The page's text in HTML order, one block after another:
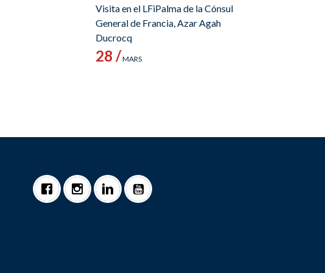
Visita en el LFiPalma de la Cónsul
General de Francia, Azar Agah
Ducrocq
28 /MARS